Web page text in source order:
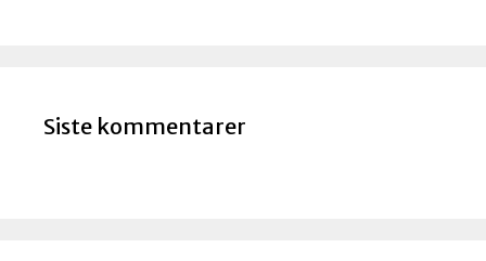
Siste kommentarer